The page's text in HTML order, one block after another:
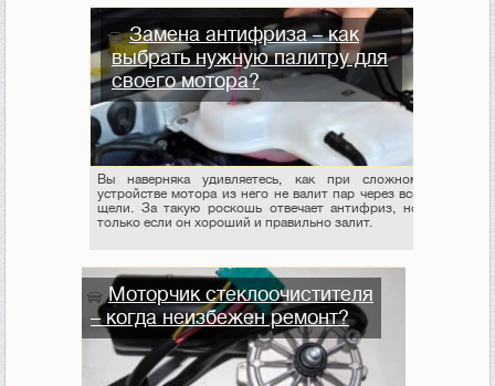
Замена антифриза – как
выбрать нужную палитру для
своего мотора?
Вы наверняка удивляетесь, как при сложном
устройстве мотора из него не валит пар через все
щели. За такую роскошь отвечает антифриз, но
только если он хороший и правильно залит.
Моторчик стеклоочистителя
– когда неизбежен ремонт?